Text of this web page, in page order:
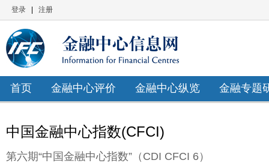
登录 注册
首页 金融中心评价 金融中心纵览 金融专题
中国金融中心指数(CFCI)
第六期“中国金融中心指数”（CDI CFCI 6）